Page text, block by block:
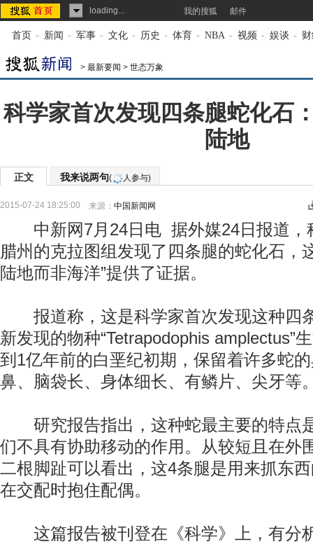
loading... 我的搜狐 邮件
首页 - 新闻 - 军事 - 文化 - 历史 - 体育 - NBA - 视频 - 娱谈 -
> 最新要闻 > 世态万象
科学家首次发现四条腿蛇化石
陆地
正文 我来说两句( 人参与)
2015-07-24 18:25:00 来源： 中国新闻网
中新网7月24日电 据外媒24日报道，
腊州的克拉图组发现了四条腿的蛇化石，
陆地而非海洋”提供了证据。
报道称，这是科学家首次发现这种四
新发现的物种“Tetrapodophis amplectus”
到1亿年前的白垩纪初期，保留着许多蛇
鼻、脑袋长、身体细长、有鳞片、尖牙等
研究报告指出，这种蛇最主要的特点
们不具有协助移动的作用。从较短且在外
二根脚趾可以看出，这4条腿是用来抓东
在交配时抱住配偶。
这篇报告被刊登在《科学》上，有分